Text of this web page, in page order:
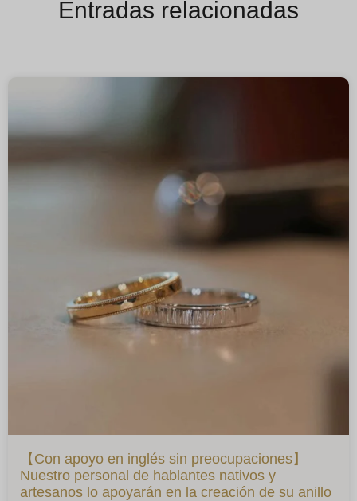
Entradas relacionadas
【Con apoyo en inglés sin preocupaciones】
Nuestro personal de hablantes nativos y
artesanos lo apoyarán en la creación de su anillo